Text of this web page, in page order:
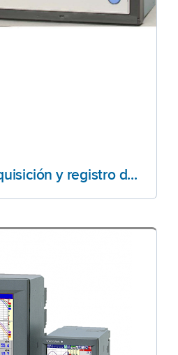
Estación de Adquisición y registro de datos GX10/20